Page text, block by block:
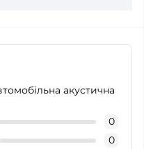
акустична
0
0